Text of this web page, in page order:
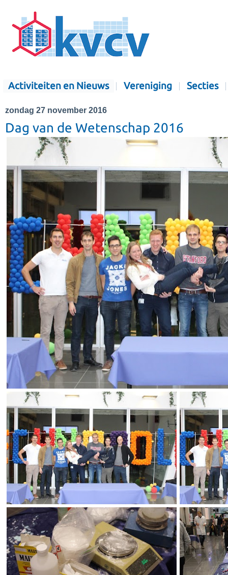
Activiteiten en Nieuws Vereniging Secties
zondag 27 november 2016
Dag van de Wetenschap 2016